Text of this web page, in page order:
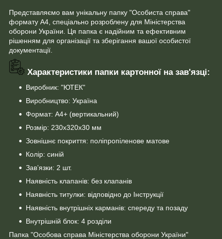
Представляємо вам унікальну папку "Особиста справа"
формату А4, спеціально розроблену для Міністерства
оборони України. Ця папка є надійним та ефективним
рішенням для організації та зберігання вашої особистої
документації.
Характеристики папки картонної на зав'язці:
Виробник: "ЮТЕК"
Виробництво: Україна
Формат: А4+ (вертикальний)
Розмір: 230х320х30 мм
Зовнішнє покриття: поліпропіленове матове
Колір: синій
Зав’язки: 2 шт.
Наявність клапанів: без клапанів
Наявність титулки: відповідно до Інструкції
Наявність внутрішніх карманів: спереду та позаду
Внутрішній блок: 4 розділи
Папка "Особова справа Міністерства оборони України"